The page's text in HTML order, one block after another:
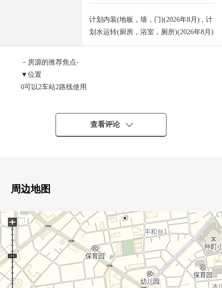
计划内装(地板，墙，门)(2026年8月) , 计
划水运转(厨房，浴室，厕所)(2026年8月)
－房源的推荐焦点-
▼位置
0可以2车站2路线使用
02006年11月築
0东、北、西的3方向房间
0地板暖气温水式在客餐厅
0翻新(打算在2026年8月完成)
・厨房，浴室，盥洗台，厕所，门取手交换
・张贴地板，Cross，靠垫层，能换
・嵌顶灯设置
・室内清洁
查看评论
周边地图
+